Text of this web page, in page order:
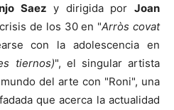
Saez y dirigida por Joan
de los 30 en "Arròs covat
con la adolescencia en
tiernos)", el singular artista
del arte con "Roni", una
que acerca la actualidad